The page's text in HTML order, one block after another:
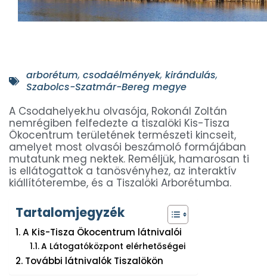
arborétum, csodaélmények, kirándulás,
Szabolcs-Szatmár-Bereg megye
A Csodahelyek.hu olvasója, Rokonál Zoltán
nemrégiben felfedezte a tiszalöki Kis-Tisza
Ökocentrum területének természeti kincseit,
amelyet most olvasói beszámoló formájában
mutatunk meg nektek. Reméljük, hamarosan ti
is ellátogattok a tanösvényhez, az interaktív
kiállítóterembe, és a Tiszalöki Arborétumba.
Tartalomjegyzék
A Kis-Tisza Ökocentrum látnivalói
A Látogatóközpont elérhetőségei
További látnivalók Tiszalökön